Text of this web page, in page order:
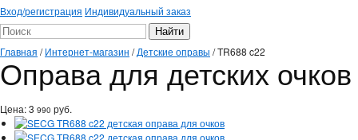
Вход/регистрация Индивидуальный заказ
Главная /Интернет-магазин /Детские оправы /TR688 c22
Оправа для детских
Цена:3 990 руб.